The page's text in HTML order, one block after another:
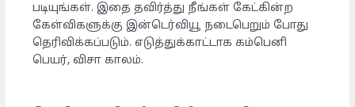
படியுங்கள். இதை தவிர்த்து நீங்கள் கேட்கின்ற
கேள்விகளுக்கு இன்டெர்வியூ நடைபெறும் போது
தெரிவிக்கப்படும். எடுத்துக்காட்டாக கம்பெனி
பெயர், விசா காலம்.